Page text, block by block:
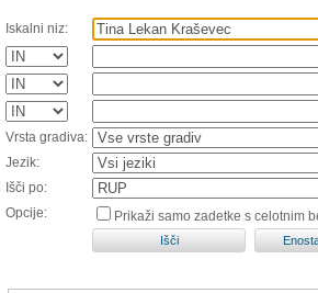
Iskalni niz:
Vrsta gradiva:
Jezik:
Išči po:
Opcije:
Prikaži samo zadetke s celotnim